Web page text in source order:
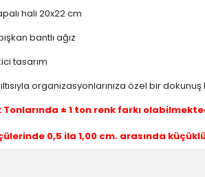
hali 20x22 cm
bantlı ağız
tasarım
organizasyonlarınıza özel bir dokunuş
± 1 ton renk farkı
0,5 ila 1,00 cm. arasında